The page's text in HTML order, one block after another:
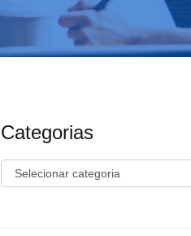
Categorias
Categorias